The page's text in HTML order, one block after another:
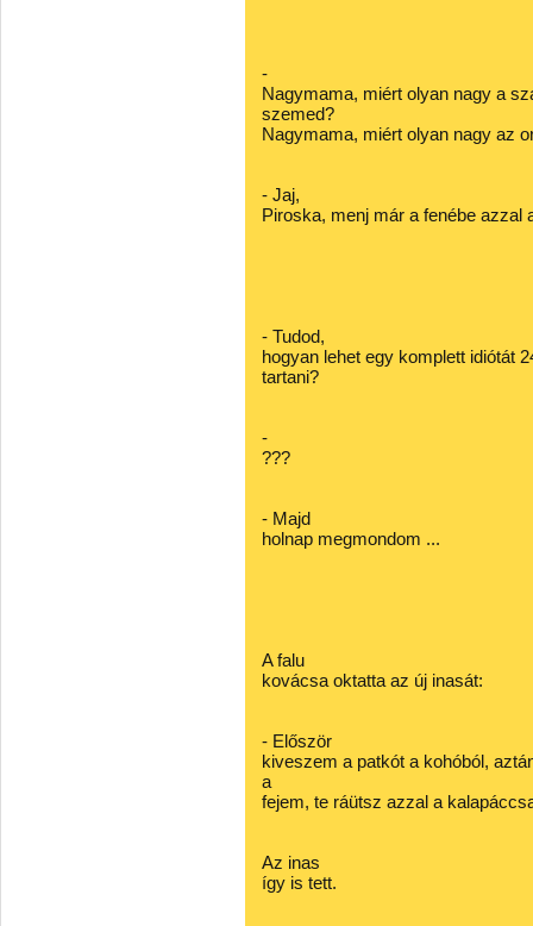
-
Nagymama, miért olyan nagy a
szemed?
Nagymama, miért olyan nagy az
- Jaj,
Piroska, menj már a fenébe azzal
- Tudod,
hogyan lehet egy komplett idiótát
tartani?
-
???
- Majd
holnap megmondom ...
A falu
kovácsa oktatta az új inasát:
- Először
kiveszem a patkót a kohóból,
a
fejem, te ráütsz azzal a
Az inas
így is tett.